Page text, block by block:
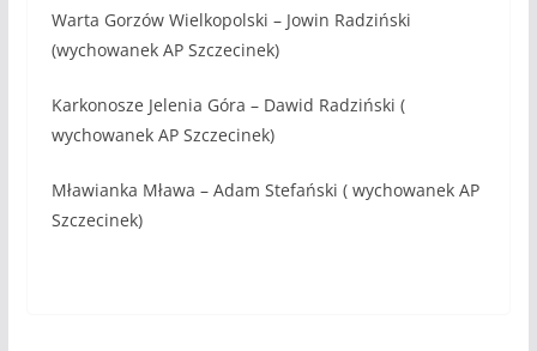
Warta Gorzów Wielkopolski – Jowin Radziński
(wychowanek AP Szczecinek)
Karkonosze Jelenia Góra – Dawid Radziński (
wychowanek AP Szczecinek)
Mławianka Mława – Adam Stefański ( wychowanek AP
Szczecinek)